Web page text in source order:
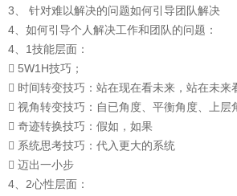
3、 针对难以解决的问题如何引导团队解决
4、如何引导个人解决工作和团队的问题：
4、1技能层面：
 5W1H技巧；
 时间转变技巧：站在现在看未来，站在未来
 视角转变技巧：自已角度、平衡角度、上层
 奇迹转换技巧：假如，如果
 系统思考技巧：代入更大的系统
 迈出一小步
4、2心性层面：